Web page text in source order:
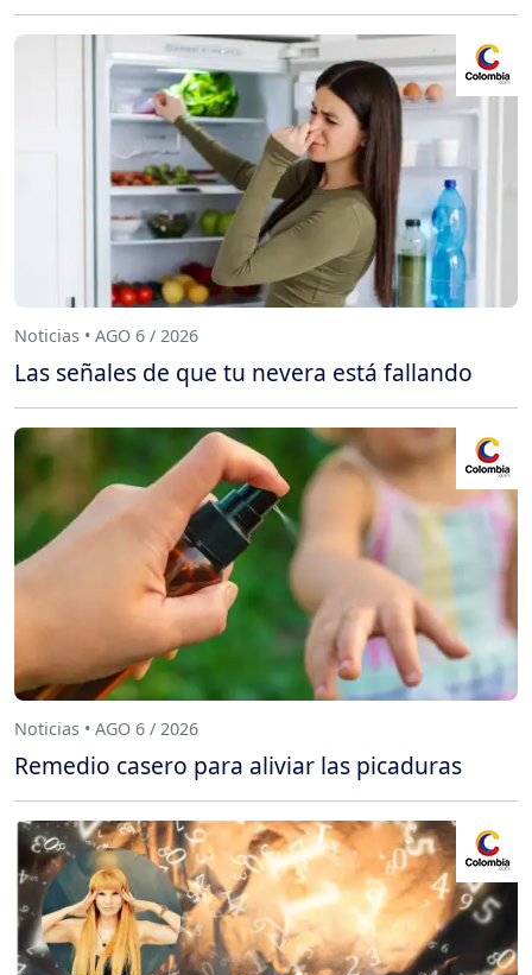
Noticias • AGO 6 / 2026
Las señales de que tu nevera está fallando
Noticias • AGO 6 / 2026
Remedio casero para aliviar las picaduras